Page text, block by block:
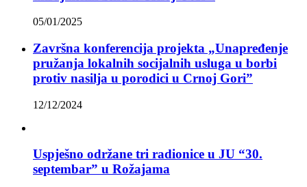
05/01/2025
Završna konferencija projekta „Unapređenje
pružanja lokalnih socijalnih usluga u borbi
protiv nasilja u porodici u Crnoj Gori”
12/12/2024
Uspješno održane tri radionice u JU “30.
septembar” u Rožajama